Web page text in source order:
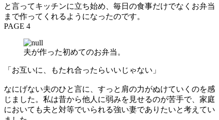
と言ってキッチンに立ち始め、毎日の食事だけでなくお弁当
まで作ってくれるようになったのです。
PAGE 4
夫が作った初めてのお弁当。
「お互いに、もたれ合ったらいいじゃない」
なにげない夫のひと言に、すっと肩の力がぬけていくのを感
じました。私は昔から他人に弱みを見せるのが苦手で、家庭
においても夫と対等でいられる強い妻でありたいと考えてい